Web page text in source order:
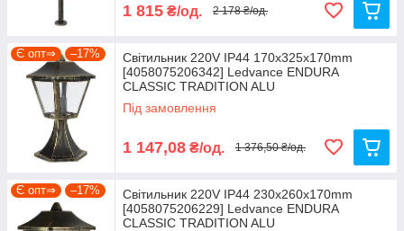
1 815 ₴/од. 2 178 ₴/од.
Є опт⇒ –17%
Світильник 220V IP44 170x325x170mm
[4058075206342] Ledvance ENDURA
CLASSIC TRADITION ALU
Під замовлення
1 147,08 ₴/од. 1 376,50 ₴/од.
Є опт⇒ –17%
Світильник 220V IP44 230x260x170mm
[4058075206229] Ledvance ENDURA
CLASSIC TRADITION ALU